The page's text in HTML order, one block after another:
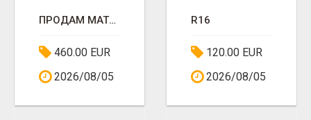
ПРОДАМ МАТРАС 200*200*Я29
460.00 EUR
2026/08/05
R16
120.00 EUR
2026/08/05